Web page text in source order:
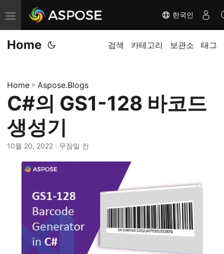
탐
색
전
한국인
Home 검색 카테고리 보관소 태그
Home » Aspose.Blogs
C#의 GS1-128 바코드
생성기
10월 20, 2022 · 무잠밀 칸